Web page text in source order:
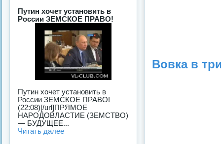
Вовка в
Путин хочет установить в
России ЗЕМСКОЕ ПРАВО!
Путин хочет установить в
России ЗЕМСКОЕ ПРАВО!
(22:08)[/url]ПРЯМОЕ
НАРОДОВЛАСТИЕ (ЗЕМСТВО)
— БУДУЩЕЕ...
Читать далее